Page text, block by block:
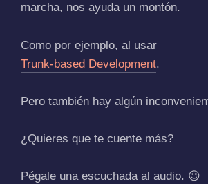
marcha, nos ayuda un montón.
Como por ejemplo, al usar
Trunk-based Development.
Pero también hay algún
¿Quieres que te cuente más?
Pégale una escuchada al audio. 😉